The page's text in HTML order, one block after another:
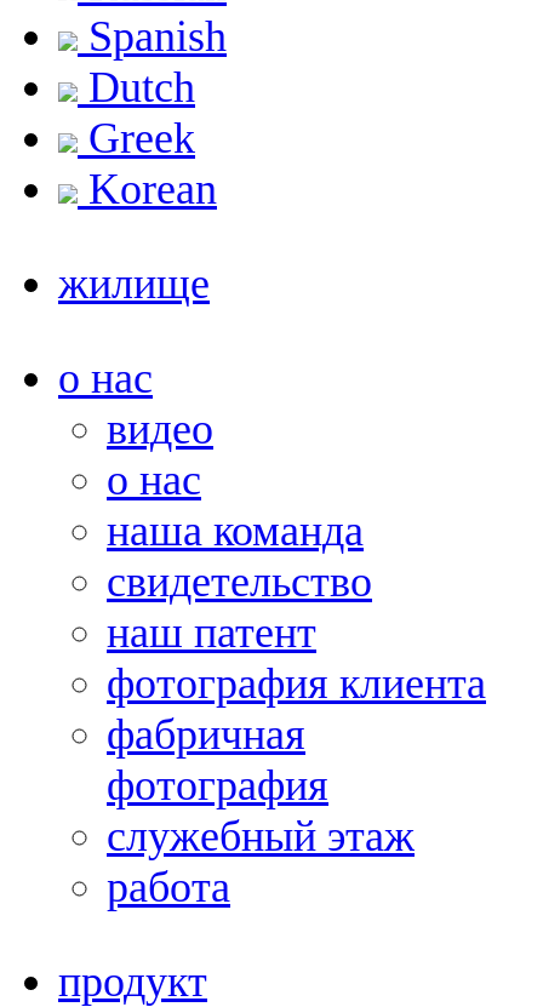
Spanish
Dutch
Greek
Korean
жилище
о нас
видео
о нас
наша команда
свидетельство
наш патент
фотография клиента
фабричная
фотография
служебный этаж
работа
продукт